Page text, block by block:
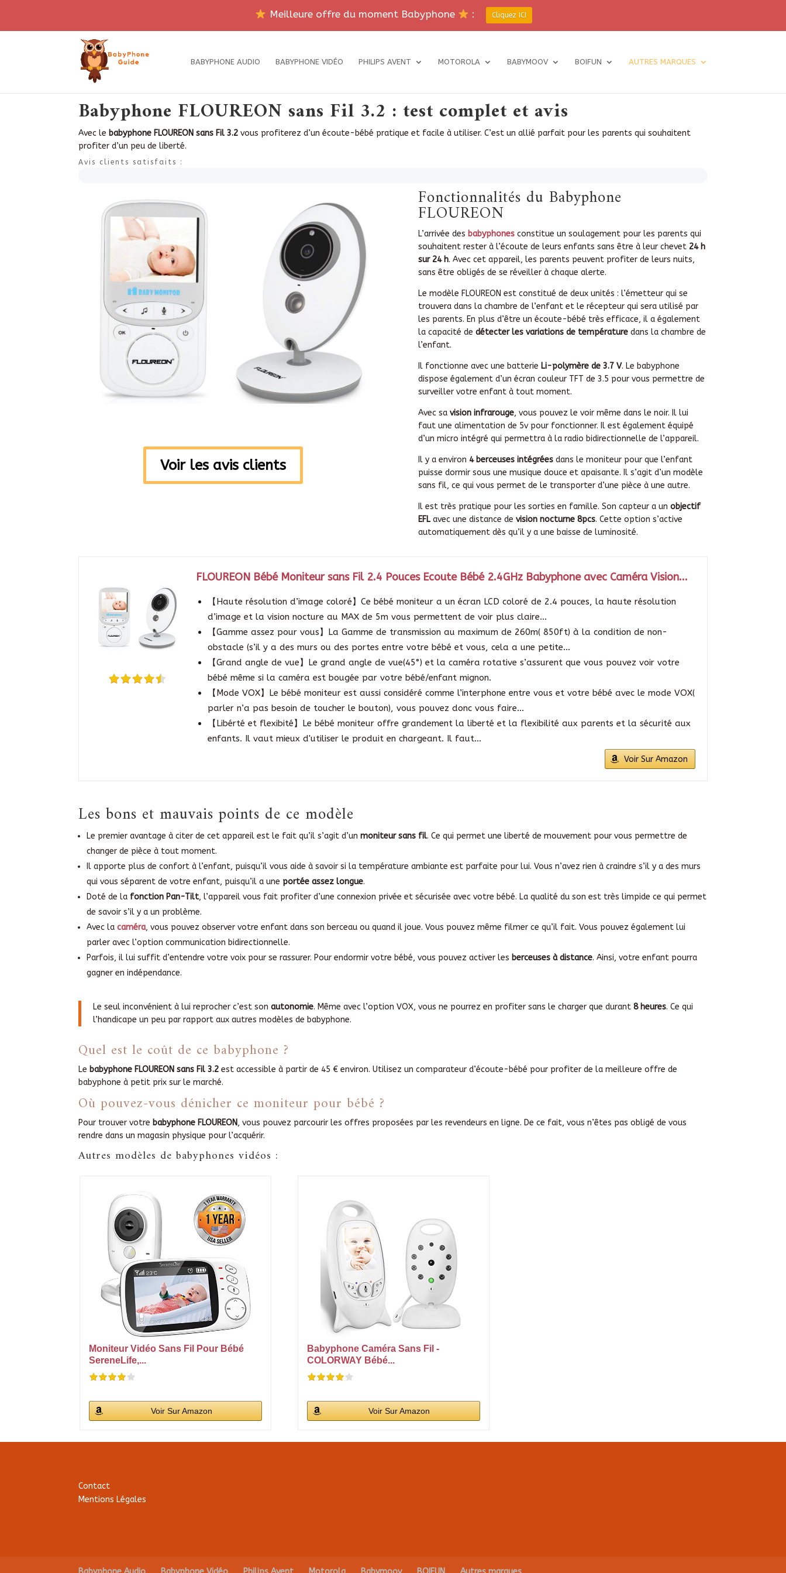
BABYPHONE AUDIO BABYPHONE VIDÉO PHILIPS AVENT MOTOROLA BABYMOOV BOIFUN AUTRES MARQUES
Babyphone FLOUREON sans Fil 3.2 : test complet et avis
Avec le babyphone FLOUREON sans Fil 3.2 vous profiterez d’un écoute-bébé pratique et facile à utiliser. C’est un allié parfait pour les parents qui souhaitent
profiter d’un peu de liberté.
Avis clients satisfaits :
Voir les avis clients
Fonctionnalités du Babyphone
FLOUREON
L’arrivée des babyphonesconstitue un soulagement pour les parents qui
souhaitent rester à l’écoute de leurs enfants sans être à leur chevet 24 h
sur 24 h. Avec cet appareil, les parents peuvent profiter de leurs nuits,
sans être obligés de se réveiller à chaque alerte.
Le modèle FLOUREON est constitué de deux unités : l’émetteur qui se
trouvera dans la chambre de l’enfant et le récepteur qui sera utilisé par
les parents. En plus d’être un écoute-bébé très efficace, il a également
la capacité de détecter les variations de températuredans la chambre de
l’enfant.
Il fonctionne avec une batterie Li-polymère de 3.7 V. Le babyphone
dispose également d’un écran couleur TFT de 3.5 pour vous permettre de
surveiller votre enfant à tout moment.
Avec savision infrarouge, vous pouvez le voir même dans le noir. Il lui
faut une alimentation de 5v pour fonctionner. Il est également équipé
d’un micro intégré qui permettra à la radio bidirectionnelle de l’appareil.
Il y a environ 4 berceuses intégréesdans le moniteur pour que l’enfant
puisse dormir sous une musique douce et apaisante. Il s’agit d’un modèle
sans fil, ce qui vous permet de le transporter d’une pièce à une autre.
Il est très pratique pour les sorties en famille. Son capteur a un objectif
EFLavec une distance de vision nocturne 8pcs. Cette option s’active
automatiquement dès qu’il y a une baisse de luminosité.
FLOUREON Bébé Moniteur sans Fil 2.4 Pouces Ecoute Bébé 2.4GHz Babyphone avec Caméra Vision...
【Haute résolution d’image coloré】Ce bébé moniteur a un écran LCD coloré de 2.4 pouces, la haute résolution
d’image et la vision nocture au MAX de 5m vous permettent de voir plus claire...
【Gamme assez pour vous】La Gamme de transmission au maximum de 260m( 850ft) à la condition de non-
obstacle (s’il y a des murs ou des portes entre votre bébé et vous, cela a une petite...
【Grand angle de vue】Le grand angle de vue(45°) et la caméra rotative s’assurent que vous pouvez voir votre
bébé même si la caméra est bougée par votre bébé/enfant mignon.
【Mode VOX】Le bébé moniteur est aussi considéré comme l’interphone entre vous et votre bébé avec le mode VOX(
parler n’a pas besoin de toucher le bouton), vous pouvez donc vous faire...
【Libérté et flexibité】Le bébé moniteur offre grandement la liberté et la flexibilité aux parents et la sécurité aux
enfants. Il vaut mieux d'utiliser le produit en chargeant. Il faut...
Voir Sur Amazon
Les bons et mauvais points de ce modèle
Le premier avantage à citer de cet appareil est le fait qu’il s’agit d’unmoniteur sans fil. Ce qui permet une liberté de mouvement pour vous permettre de
changer de pièce à tout moment.
Il apporte plus de confort à l’enfant, puisqu’il vous aide à savoir si la température ambiante est parfaite pour lui. Vous n’avez rien à craindre s’il y a des murs
qui vous séparent de votre enfant, puisqu’il a une portée assez longue.
Doté de la fonction Pan-Tilt, l’appareil vous fait profiter d’une connexion privée et sécurisée avec votre bébé. La qualité du son est très limpide ce qui permet
de savoir s’il y a un problème.
Avec lacaméra, vous pouvez observer votre enfant dans son berceau ou quand il joue. Vous pouvez même filmer ce qu’il fait. Vous pouvez également lui
parler avec l’option communication bidirectionnelle.
Parfois, il lui suffit d’entendre votre voix pour se rassurer. Pour endormir votre bébé, vous pouvez activer les berceuses à distance. Ainsi, votre enfant pourra
gagner en indépendance.
Le seul inconvénient à lui reprocher c’est sonautonomie. Même avec l’option VOX, vous ne pourrez en profiter sans le charger que durant8 heures. Ce qui
l’handicape un peu par rapport aux autres modèles de babyphone.
Quel est le coût de ce babyphone ?
Le babyphone FLOUREON sans Fil 3.2 est accessible à partir de 45 € environ. Utilisez un comparateur d’écoute-bébé pour profiter de la meilleure offre de
babyphone à petit prix sur le marché.
Où pouvez-vous dénicher ce moniteur pour bébé ?
Pour trouver votre babyphone FLOUREON, vous pouvez parcourir les offres proposées par les revendeurs en ligne. De ce fait, vous n’êtes pas obligé de vous
rendre dans un magasin physique pour l’acquérir.
Autres modèles de babyphones vidéos :
Moniteur Vidéo Sans Fil Pour Bébé
SereneLife,...
Voir Sur Amazon
Babyphone Caméra Sans Fil -
COLORWAY Bébé...
Voir Sur Amazon
Contact
Mentions Légales
Meilleure offre du moment Babyphone : Cliquez ICI